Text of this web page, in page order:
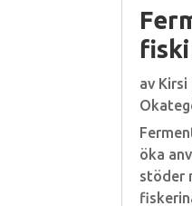
av Kirsi
öka
stöder